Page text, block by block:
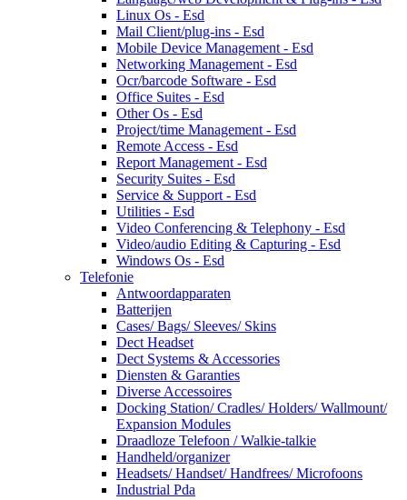
Linux Os - Esd
Mail Client/plug-ins - Esd
Mobile Device Management - Esd
Networking Management - Esd
Ocr/barcode Software - Esd
Office Suites - Esd
Other Os - Esd
Project/time Management - Esd
Remote Access - Esd
Report Management - Esd
Security Suites - Esd
Service & Support - Esd
Utilities - Esd
Video Conferencing & Telephony - Esd
Video/audio Editing & Capturing - Esd
Windows Os - Esd
Telefonie
Antwoordapparaten
Batterijen
Cases/ Bags/ Sleeves/ Skins
Dect Headset
Dect Systems & Accessories
Diensten & Garanties
Diverse Accessoires
Docking Station/ Cradles/ Holders/ Wallmount/
Expansion Modules
Draadloze Telefoon / Walkie-talkie
Handheld/organizer
Headsets/ Handset/ Handfrees/ Microfoons
Industrial Pda